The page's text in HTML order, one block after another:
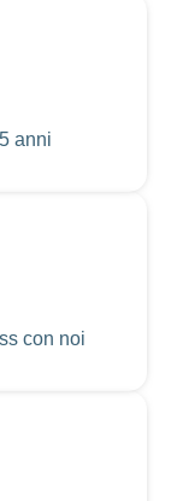
anni
con noi